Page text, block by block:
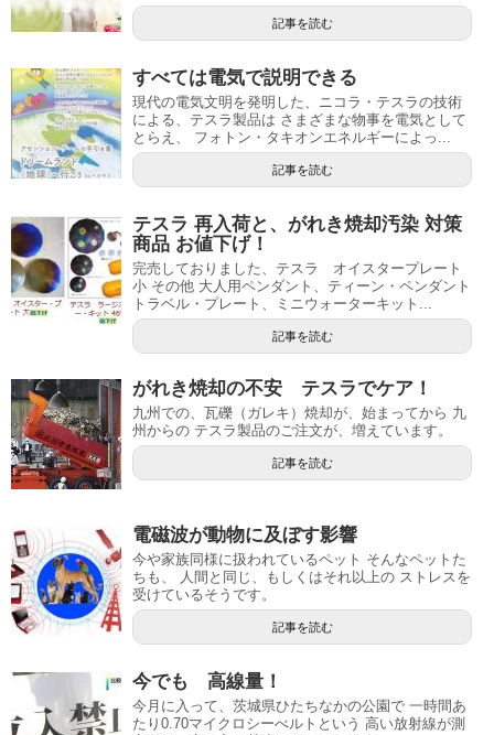
記事を読む
すべては電気で説明できる
現代の電気文明を発明した、ニコラ・テスラの技術
による、テスラ製品は さまざまな物事を電気として
とらえ、 フォトン・タキオンエネルギーによっ...
記事を読む
テスラ 再入荷と、がれき焼却汚染 対策
商品 お値下げ！
完売しておりました、テスラ オイスタープレート
小 その他 大人用ペンダント、ティーン・ペンダント
トラベル・プレート、ミニウォーターキット...
記事を読む
がれき焼却の不安 テスラでケア！
九州での、瓦礫（ガレキ）焼却が、始まってから 九
州からの テスラ製品のご注文が、増えています。
記事を読む
電磁波が動物に及ぼす影響
今や家族同様に扱われているペット そんなペットた
ちも、 人間と同じ、もしくはそれ以上の ストレスを
受けているそうです。
記事を読む
今でも 高線量！
今月に入って、茨城県ひたちなかの公園で 一時間あ
たり0.70マイクロシーべルトという 高い放射線が測